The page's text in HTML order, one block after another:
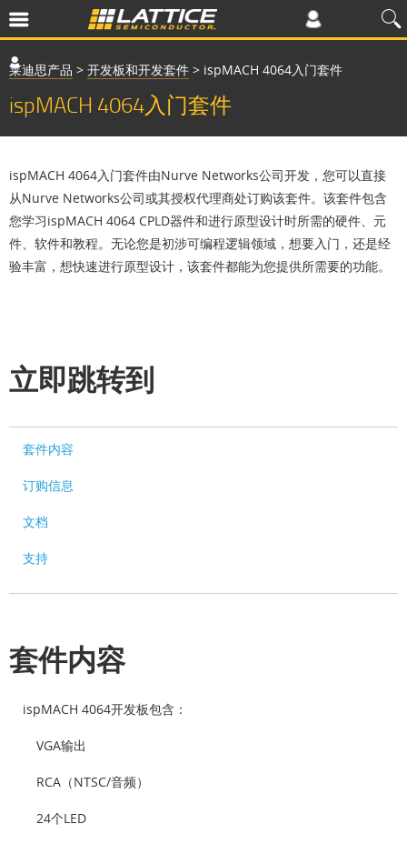
莱迪思产品 > 开发板和开发套件 > ispMACH 4064入门套件
ispMACH 4064入门套件
ispMACH 4064入门套件由Nurve Networks公司开发，您可以直接
从Nurve Networks公司或其授权代理商处订购该套件。该套件包含
您学习ispMACH 4064 CPLD器件和进行原型设计时所需的硬件、元
件、软件和教程。无论您是初涉可编程逻辑领域，想要入门，还是经
验丰富，想快速进行原型设计，该套件都能为您提供所需要的功能。
立即跳转到
套件内容
订购信息
文档
支持
套件内容
ispMACH 4064开发板包含：
VGA输出
RCA（NTSC/音频）
24个LED